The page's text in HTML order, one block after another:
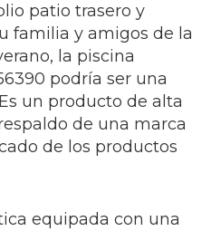
patio trasero y
familia y amigos de la
la piscina
podría ser una
un producto de alta
de una marca
de los productos
equipada con una